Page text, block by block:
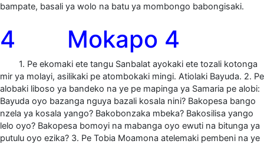
bampate, basali ya wolo na batu ya mombongo babongisaki.
4 Mokapo 4
1. Pe ekomaki ete tangu Sanbalat ayokaki ete tozali kotonga
mir ya molayi, asilikaki pe atombokaki mingi. Atiolaki Bayuda. 2. Pe
alobaki liboso ya bandeko na ye pe mapinga ya Samaria pe alobi:
Bayuda oyo bazanga nguya bazali kosala nini? Bakopesa bango
nzela ya kosala yango? Bakobonzaka mbeka? Bakosilisa yango
lelo oyo? Bakopesa bomoyi na mabanga oyo ewuti na bitunga ya
putulu oyo ezika? 3. Pe Tobia Moamona atelemaki pembeni na ye